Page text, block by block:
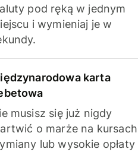
pod ręką w jednym
i wymieniaj je w
karta
musisz się już nigdy
o marże na kursach
lub wysokie opłaty